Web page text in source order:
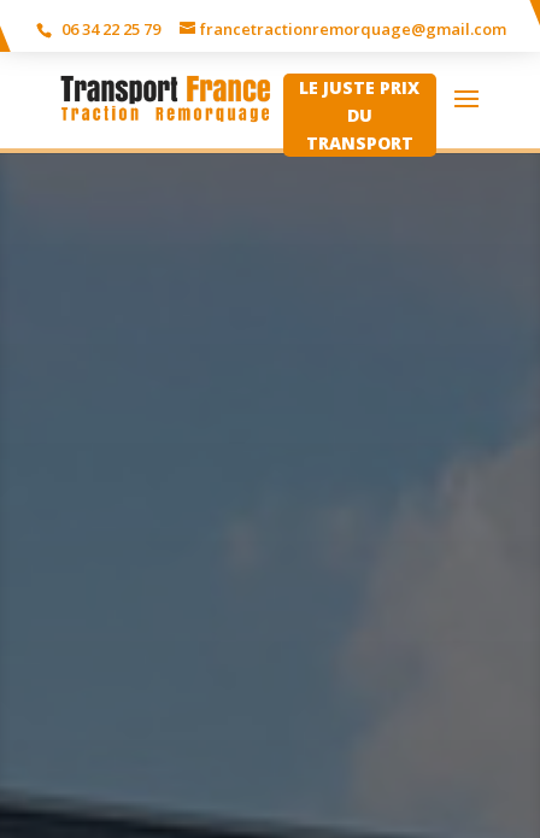
06 34 22 25 79 francetractionremorquage@gmail.com